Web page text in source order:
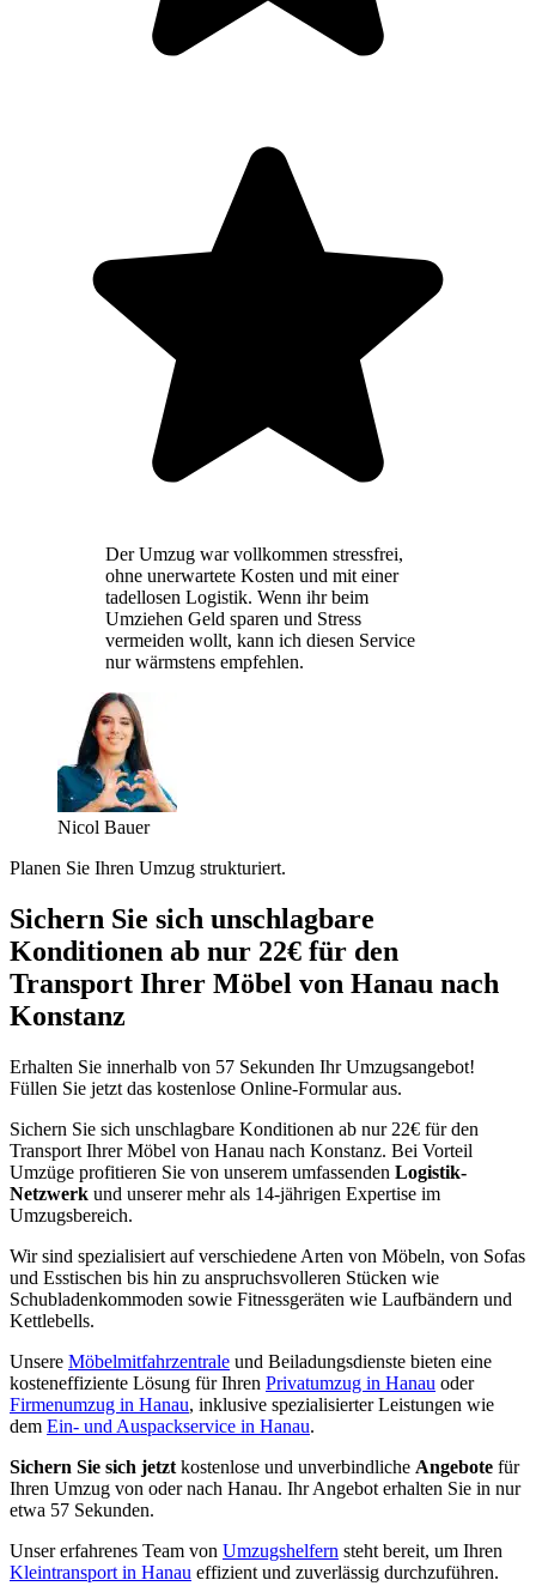
Der Umzug war vollkommen stressfrei,
ohne unerwartete Kosten und mit einer
tadellosen Logistik. Wenn ihr beim
Umziehen Geld sparen und Stress
vermeiden wollt, kann ich diesen Service
nur wärmstens empfehlen.
Nicol Bauer
Planen Sie Ihren Umzug strukturiert.
Sichern Sie sich unschlagbare
Konditionen ab nur 22€ für den
Transport Ihrer Möbel von Hanau nach
Konstanz
Erhalten Sie innerhalb von 57 Sekunden Ihr Umzugsangebot!
Füllen Sie jetzt das kostenlose Online-Formular aus.
Sichern Sie sich unschlagbare Konditionen ab nur 22€ für den
Transport Ihrer Möbel von Hanau nach Konstanz. Bei Vorteil
Umzüge profitieren Sie von unserem umfassenden Logistik-
Netzwerk und unserer mehr als 14-jährigen Expertise im
Umzugsbereich.
Wir sind spezialisiert auf verschiedene Arten von Möbeln, von Sofas
und Esstischen bis hin zu anspruchsvolleren Stücken wie
Schubladenkommoden sowie Fitnessgeräten wie Laufbändern und
Kettlebells.
Unsere Möbelmitfahrzentrale und Beiladungsdienste bieten eine
kosteneffiziente Lösung für Ihren Privatumzug in Hanau oder
Firmenumzug in Hanau, inklusive spezialisierter Leistungen wie
dem Ein- und Auspackservice in Hanau.
Sichern Sie sich jetzt kostenlose und unverbindliche Angebote für
Ihren Umzug von oder nach Hanau. Ihr Angebot erhalten Sie in nur
etwa 57 Sekunden.
Unser erfahrenes Team von Umzugshelfern steht bereit, um Ihren
Kleintransport in Hanau effizient und zuverlässig durchzuführen.